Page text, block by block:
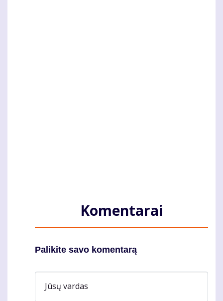
Komentarai
Palikite savo komentarą
Jūsų vardas